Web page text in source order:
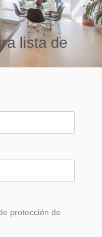
lista de
protección de